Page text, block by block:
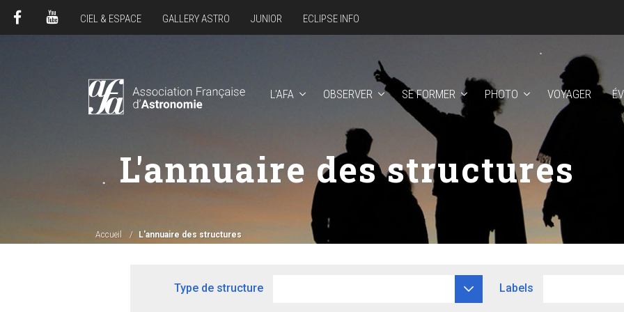
L'AFA OBSERVER SE FORMER PHOTO VOYAGER
CIEL & ESPACE GALLERY ASTRO JUNIOR ECLIPSE INFO
Accueil L'annuaire des structures
L'annuaire des structures
Type de structure Labels